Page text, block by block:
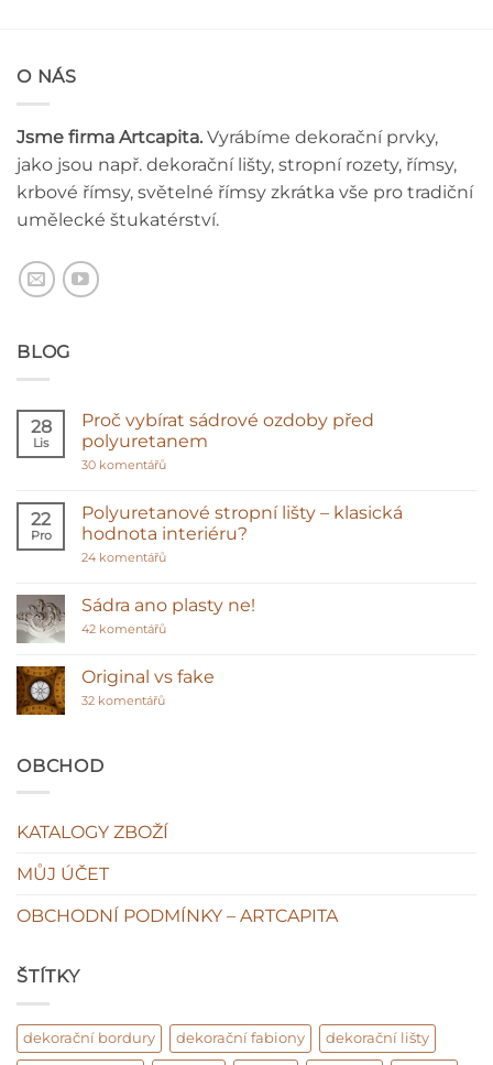
O NÁS
Jsme firma Artcapita. Vyrábíme dekorační prvky,
jako jsou např. dekorační lišty, stropní rozety, římsy,
krbové římsy, světelné římsy zkrátka vše pro tradiční
umělecké štukatérství.
BLOG
28
Lis
Proč vybírat sádrové ozdoby před
polyuretanem
30 komentářůu
názvem
Proč
vybírat
ozdoby
22
Pro
Polyuretanové stropní lišty – klasická
hodnota interiéru?
24 komentářůu
názvem
Polyuretanové
stropní
klasická
hodnota
Sádra ano plasty ne!
42 komentářůu
názvem
Sádra
Original vs fake
32 komentářůu
OBCHOD
KATALOGY ZBOŽÍ
MŮJ ÚČET
OBCHODNÍ PODMÍNKY – ARTCAPITA
ŠTÍTKY
dekorační bordury dekorační fabiony dekorační lišty